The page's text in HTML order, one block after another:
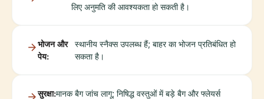
लिए अनुमति की आवश्यकता हो सकती है।
भोजन और
पेय:
स्थानीय स्नैक्स उपलब्ध हैं; बाहर का भोजन प्रतिबंधित हो
सकता है।
सुरक्षा:मानक बैग जांच लागू; निषिद्ध वस्तुओं में बड़े बैग और फ्लेयर्स